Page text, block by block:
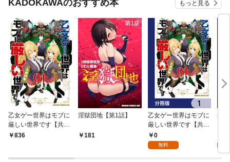
KADOKAWAのおすすめ本 もっと見る
乙女ゲー世界はモブに
厳しい世界です【共和
国編】 ０１
836
淫獄団地【第1話】
181
乙女ゲー世界はモブに
厳しい世界です【共和
国編】【分冊版】 1
0
無料
私
を
版